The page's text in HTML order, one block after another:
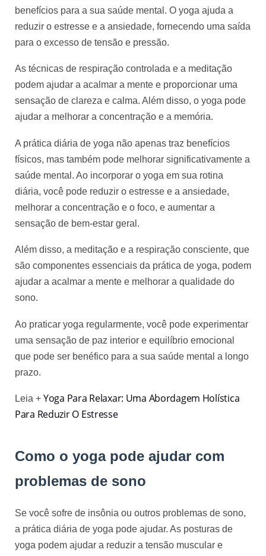
benefícios para a sua saúde mental. O yoga ajuda a
reduzir o estresse e a ansiedade, fornecendo uma saída
para o excesso de tensão e pressão.
As técnicas de respiração controlada e a meditação
podem ajudar a acalmar a mente e proporcionar uma
sensação de clareza e calma. Além disso, o yoga pode
ajudar a melhorar a concentração e a memória.
A prática diária de yoga não apenas traz benefícios
físicos, mas também pode melhorar significativamente a
saúde mental. Ao incorporar o yoga em sua rotina
diária, você pode reduzir o estresse e a ansiedade,
melhorar a concentração e o foco, e aumentar a
sensação de bem-estar geral.
Além disso, a meditação e a respiração consciente, que
são componentes essenciais da prática de yoga, podem
ajudar a acalmar a mente e melhorar a qualidade do
sono.
Ao praticar yoga regularmente, você pode experimentar
uma sensação de paz interior e equilíbrio emocional
que pode ser benéfico para a sua saúde mental a longo
prazo.
Leia + Yoga Para Relaxar: Uma Abordagem Holística
Para Reduzir O Estresse
Como o yoga pode ajudar com
problemas de sono
Se você sofre de insônia ou outros problemas de sono,
a prática diária de yoga pode ajudar. As posturas de
yoga podem ajudar a reduzir a tensão muscular e